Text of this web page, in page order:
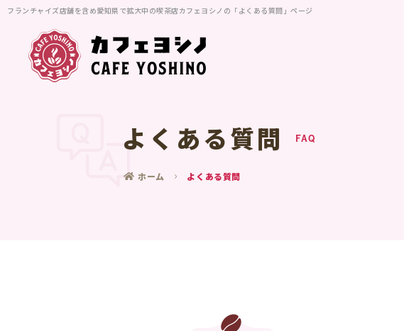
フランチャイズ店舗を含め愛知県で拡大中の喫茶店カフェヨシノの「よくある質問」ページ
よくある質問 FAQ
ホーム よくある質問